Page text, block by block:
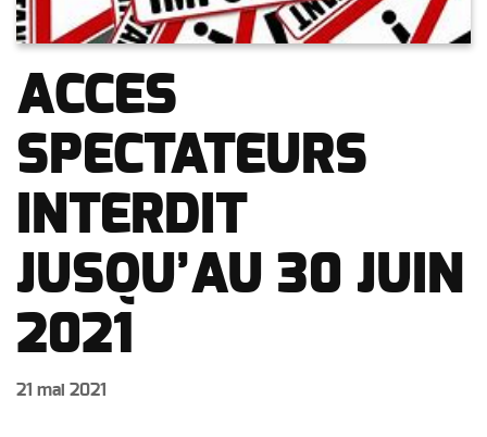
ACCES
SPECTATEURS
INTERDIT
JUSQU’AU 30 JUIN
2021
21 mai 2021